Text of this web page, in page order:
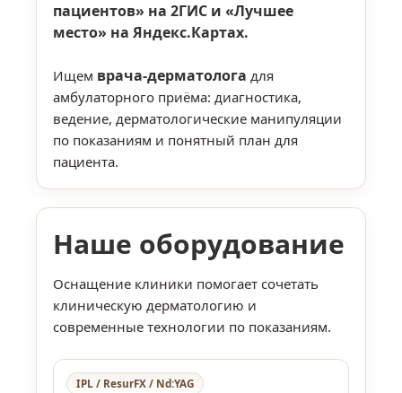
пациентов» на 2ГИС и «Лучшее
место» на Яндекс.Картах.
Ищем врача-дерматолога для
амбулаторного приёма: диагностика,
ведение, дерматологические манипуляции
по показаниям и понятный план для
пациента.
Наше оборудование
Оснащение клиники помогает сочетать
клиническую дерматологию и
современные технологии по показаниям.
IPL / ResurFX / Nd:YAG